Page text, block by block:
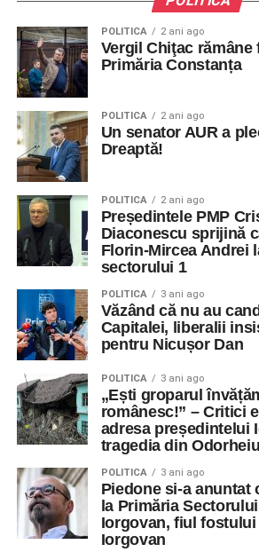
POLITICA 2 ani ago
Vergil Chiţac rămâne
Primăria Constanța
POLITICA 2 ani ago
Un senator AUR a
Dreaptă!
POLITICA 2 ani ago
Președintele PMP
Diaconescu sprijină
Florin-Mircea Andrei
sectorului 1
POLITICA 3 ani ago
Văzând că nu au
Capitalei, liberalii
pentru Nicușor Dan
POLITICA 3 ani ago
„Ești groparul
românesc!” – Critici
adresa președintelui
tragedia din
POLITICA 3 ani ago
Piedone si-a anuntat
la Primăria
Iorgovan, fiul
Iorgovan